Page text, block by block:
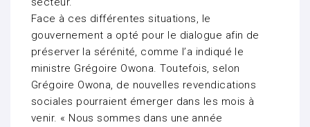
Face à ces différentes situations, le
gouvernement a opté pour le dialogue afin de
préserver la sérénité, comme l’a indiqué le
ministre Grégoire Owona. Toutefois, selon
Grégoire Owona, de nouvelles revendications
sociales pourraient émerger dans les mois à
venir. « Nous sommes dans une année